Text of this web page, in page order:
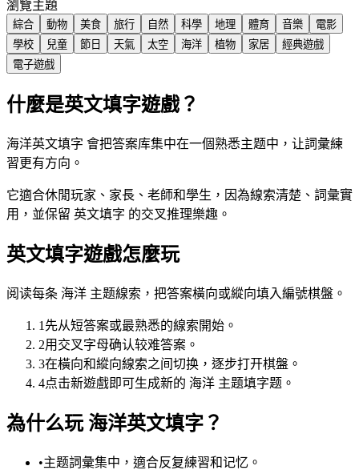
瀏覽主題
綜合 動物 美食 旅行 自然 科學 地理 體育 音樂
電影
學校
兒童 節日 天氣 太空 海洋 植物 家居
經典遊戲
電子遊戲
什麼是英文填字遊戲？
海洋英文填字 會把答案库集中在一個熟悉主题中，让詞彙練
習更有方向。
它適合休閒玩家、家長、老師和學生，因為線索清楚、詞彙實
用，並保留 英文填字 的交叉推理樂趣。
英文填字遊戲怎麼玩
阅读每条 海洋 主题線索，把答案橫向或縱向填入編號棋盤。
1 先从短答案或最熟悉的線索開始。
2用交叉字母确认较难答案。
3在橫向和縱向線索之间切换，逐步打开棋盤。
4点击新遊戲即可生成新的 海洋 主题填字题。
為什么玩 海洋英文填字？
•主题詞彙集中，適合反复練習和记忆。